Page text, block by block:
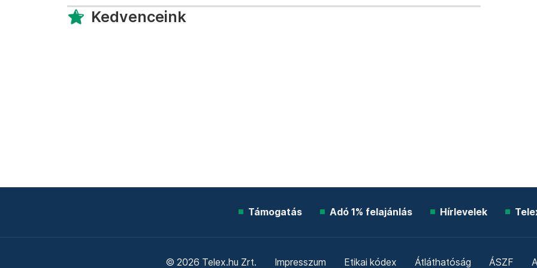
Kedvenceink
Támogatás Adó 1% felajánlás Hírlevelek
© 2026 Telex.hu Zrt. Impresszum Etikai kódex Átláthatóság ÁSZF